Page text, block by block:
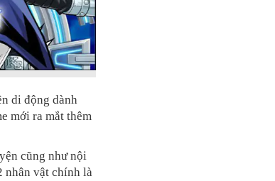
di động dành
mới ra mắt thêm
cũng như nội
nhân vật chính là